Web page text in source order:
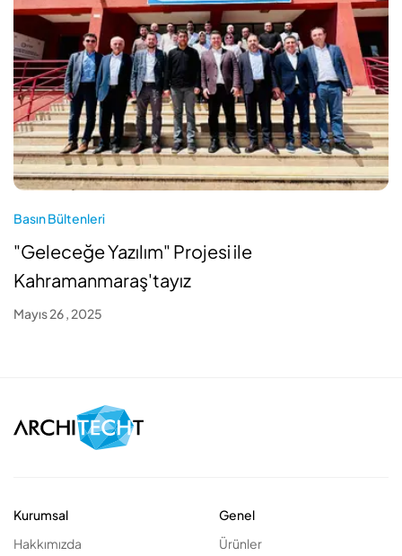
Basın Bültenleri
"Geleceğe Yazılım" Projesi ile
Kahramanmaraş'tayız
Mayıs 26 , 2025
Kurumsal
Hakkımızda
Genel
Ürünler